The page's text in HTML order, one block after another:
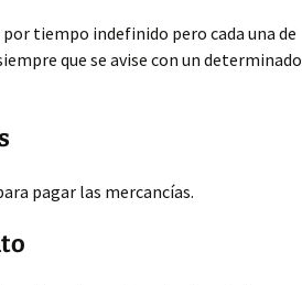
tiempo indefinido pero cada una de
que se avise con un determinado
pagar las mercancías.